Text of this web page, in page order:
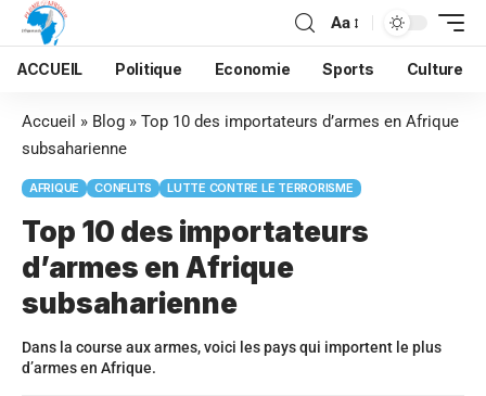
Aa
ACCUEIL Politique Economie Sports Culture
Accueil » Blog » Top 10 des importateurs d’armes en Afrique
subsaharienne
AFRIQUE CONFLITS LUTTE CONTRE LE TERRORISME
Top 10 des importateurs
d’armes en Afrique
subsaharienne
Dans la course aux armes, voici les pays qui importent le plus
d’armes en Afrique.